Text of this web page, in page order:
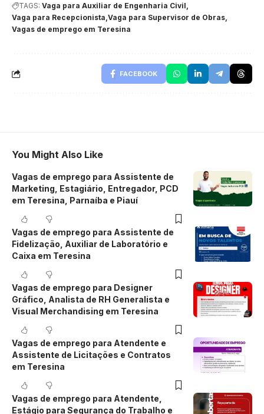
TAGS: Vaga para Auxiliar de Engenharia Civil
Vaga para Recepcionista Vaga para Supervisor de Obras
Vagas de emprego em Teresina
FACEBOOK
You Might Also Like
Vagas de emprego para Assistente de
Marketing, Estagiário, Entregador, PCD
em Teresina, Parnaíba e Piauí
Vagas de emprego para Assistente de
Fidelização, Auxiliar de Laboratório e
Caixa em Teresina
Vagas de emprego para Designer
Gráfico, Analista de RH Generalista e
Visual Merchandising em Teresina
Vagas de emprego para Atendente e
Assistente de Licitações e Contratos
em Teresina
Vagas de emprego para Atendente,
Estágio para Segurança do Trabalho e